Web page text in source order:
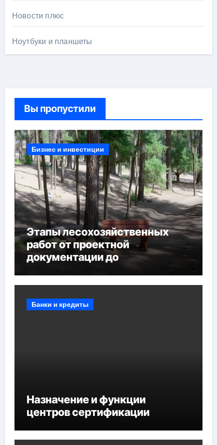
Новости плюс
Ноутбуки и планшеты
Вы пропустили
Бизнес и инвестиции
Этапы лесохозяйственных
работ от проектной
документации до
мероприятий и обустройства
Банки и кредиты
Назначение и функции
центров сертификации